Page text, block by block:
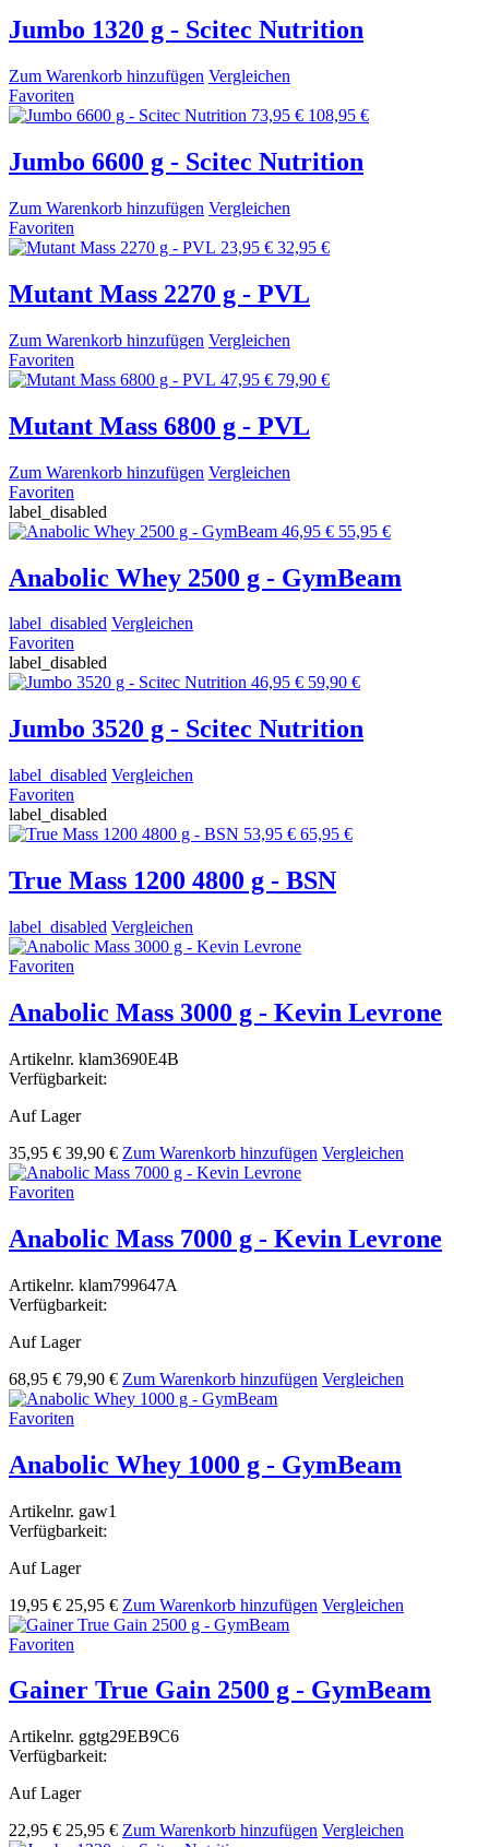
Jumbo 1320 g - Scitec Nutrition
Zum Warenkorb hinzufügen Vergleichen
Favoriten
73,95 € 108,95 €
Jumbo 6600 g - Scitec Nutrition
Zum Warenkorb hinzufügen Vergleichen
Favoriten
23,95 € 32,95 €
Mutant Mass 2270 g - PVL
Zum Warenkorb hinzufügen Vergleichen
Favoriten
47,95 € 79,90 €
Mutant Mass 6800 g - PVL
Zum Warenkorb hinzufügen Vergleichen
Favoriten
label_disabled
46,95 € 55,95 €
Anabolic Whey 2500 g - GymBeam
label_disabled Vergleichen
Favoriten
label_disabled
46,95 € 59,90 €
Jumbo 3520 g - Scitec Nutrition
label_disabled Vergleichen
Favoriten
label_disabled
53,95 € 65,95 €
True Mass 1200 4800 g - BSN
label_disabled Vergleichen
Favoriten
Anabolic Mass 3000 g - Kevin Levrone
Artikelnr. klam3690E4B
Verfügbarkeit:
Auf Lager
35,95 € 39,90 € Zum Warenkorb hinzufügen Vergleichen
Favoriten
Anabolic Mass 7000 g - Kevin Levrone
Artikelnr. klam799647A
Verfügbarkeit:
Auf Lager
68,95 € 79,90 € Zum Warenkorb hinzufügen Vergleichen
Favoriten
Anabolic Whey 1000 g - GymBeam
Artikelnr. gaw1
Verfügbarkeit:
Auf Lager
19,95 € 25,95 € Zum Warenkorb hinzufügen Vergleichen
Favoriten
Gainer True Gain 2500 g - GymBeam
Artikelnr. ggtg29EB9C6
Verfügbarkeit:
Auf Lager
22,95 € 25,95 € Zum Warenkorb hinzufügen Vergleichen